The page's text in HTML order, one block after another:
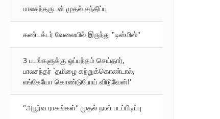
பாலசந்தருடன் முதல் சந்திப்பு
கண்டக்டர் வேலையில் இருந்து "டிஸ்மிஸ்''
3 படங்களுக்கு ஒப்பந்தம் செய்தார்,
பாலசந்தர் `தமிழை கற்றுக்கொண்டால்,
எங்கேயோ கொண்டுபோய் விடுவேன்!'
"அபூர்வ ராகங்கள்'' முதல் நாள் படப்பிடிப்பு